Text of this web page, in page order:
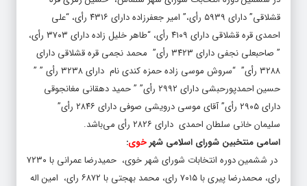
قشلاقی” دارای ۵۹۳۹ رأی،” امیر جعفرزاده دارای ۴۳۱۶ رأی، “علی
احمدی قره قشلاقی دارای ۴۱۰۹ رأی، “طاهر خلیل زاده دارای ۳۷۰۳ رأی،
” صاحبعلی نجفی دارای ۳۴۲۳ رأی” محمد نجمی قره قشلاقی دارای
۳۲۸۸ رأی” “سروش موسی زاده حمزه کندی نام دارای ۳۲۳۸ رأی ” ”
حسین احمدپورحبشی دارای ۲۹۹۲ رأی” ” حمید دهقانی مغانجوقی
دارای ۲۹۰۵ رأی” آقای موسی درویشی صوفی دارای ۲۸۴۶ رأی”
سلیمان خانی سلطان احمدی دارای ۲۸۲۶ رأی می‌باشد.
اسامی منتخبین شورای اسلامی شهرخوی:
در ششمین دوره انتخابات شورای شهر خوی، حمیدرضا عمرانی‌ با ۷۲۳۰
رای، محمدرضا پیری با ۷۰۱۵ رای، محمد بهجتی با ۶۸۷۲ رای، امین اله